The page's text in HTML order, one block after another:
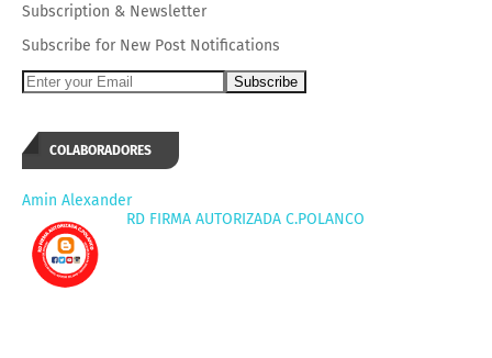
Subscription & Newsletter
Subscribe for New Post Notifications
COLABORADORES
Amin Alexander
RD FIRMA AUTORIZADA C.POLANCO